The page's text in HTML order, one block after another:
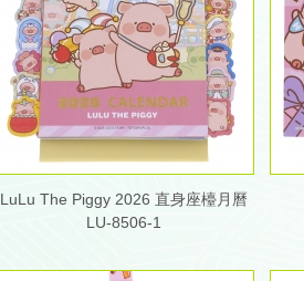
LuLu The Piggy 2026 直身座檯月曆
LU-8506-1